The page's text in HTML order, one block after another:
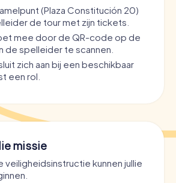
(Plaza Constitución 20)
de tour met zijn tickets.
mee door de QR-code op de
de spelleider te scannen.
zich aan bij een beschikbaar
een rol.
missie
veiligheidsinstructie kunnen jullie